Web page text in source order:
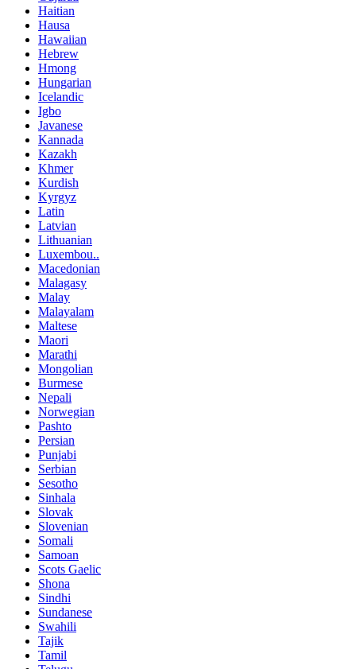
Haitian
Hausa
Hawaiian
Hebrew
Hmong
Hungarian
Icelandic
Igbo
Javanese
Kannada
Kazakh
Khmer
Kurdish
Kyrgyz
Latin
Latvian
Lithuanian
Luxembou..
Macedonian
Malagasy
Malay
Malayalam
Maltese
Maori
Marathi
Mongolian
Burmese
Nepali
Norwegian
Pashto
Persian
Punjabi
Serbian
Sesotho
Sinhala
Slovak
Slovenian
Somali
Samoan
Scots Gaelic
Shona
Sindhi
Sundanese
Swahili
Tajik
Tamil